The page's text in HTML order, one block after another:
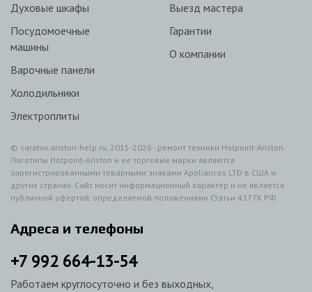
Духовые шкафы
Посудомоечные
машины
Варочные панели
Холодильники
Электроплиты
Выезд мастера
Гарантии
О компании
© saratov.ariston-help.ru, 2015-2026 - ремонт техники Hotpoint-Ariston.
Логотипы Hotpoint-Ariston и ее торговые марки являются
зарегистрированными товарными знаками Appliances LTD в США и
других странах. Сайт носит информационный характер и не является
публичной офертой, определяемой положениями Статьи 437 ГК РФ.
Адреса и телефоны
+7 992 664-13-54
Работаем круглосуточно и без выходных,